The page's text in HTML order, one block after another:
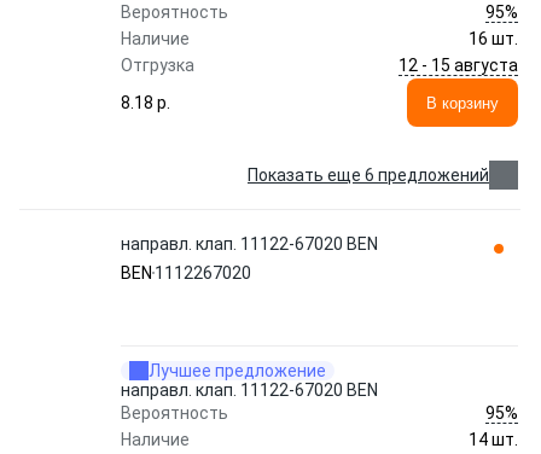
Вероятность
95%
Наличие
16 шт.
Отгрузка
12 - 15 августа
8.18 p.
В корзину
Показать еще 6 предложений
направл. клап. 11122-67020 BEN
BEN 1112267020
Лучшее предложение
направл. клап. 11122-67020 BEN
Вероятность
95%
Наличие
14 шт.